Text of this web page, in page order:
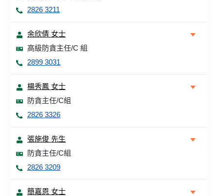
2826 3211
余欣倩 女士
高級防貪主任/C 組
2899 3031
楊秀鳳 女士
防貪主任/C組
2826 3326
張施俊 先生
防貪主任/C組
2826 3209
簡嘉恩 女士